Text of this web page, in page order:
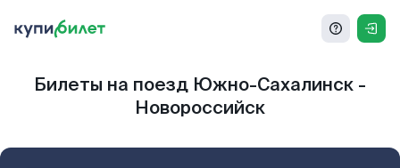
Билеты на поезд Южно-Сахалинск -
Новороссийск